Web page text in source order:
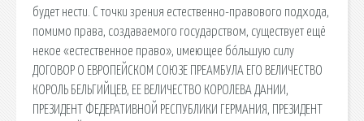
будет нести. С точки зрения естественно-правового подхода,
помимо права, создаваемого государством, существует ещё
некое «естественное право», имеющее бо́льшую силу
ДОГОВОР О ЕВРОПЕЙСКОМ СОЮЗЕ ПРЕАМБУЛА ЕГО ВЕЛИЧЕСТВО
КОРОЛЬ БЕЛЬГИЙЦЕВ, ЕЕ ВЕЛИЧЕСТВО КОРОЛЕВА ДАНИИ,
ПРЕЗИДЕНТ ФЕДЕРАТИВНОЙ РЕСПУБЛИКИ ГЕРМАНИЯ, ПРЕЗИДЕНТ